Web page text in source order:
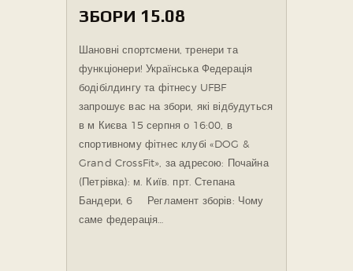
ЗБОРИ 15.08
Шановні спортсмени, тренери та
функціонери! Українська Федерація
бодібілдингу та фітнесу UFBF
запрошує вас на збори, які відбудуться
в м Києва 15 серпня о 16:00, в
спортивному фітнес клубі «DOG &
Grand CrossFit», за адресою: Почайна
(Петрівка): м. Київ. прт. Степана
Бандери, 6 ⠀ Регламент зборів: Чому
саме федерація…